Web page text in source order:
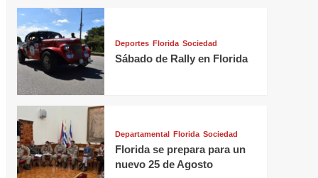
Deportes Florida Sociedad
Sábado de Rally en Florida
Departamental Florida Sociedad
Florida se prepara para un
nuevo 25 de Agosto